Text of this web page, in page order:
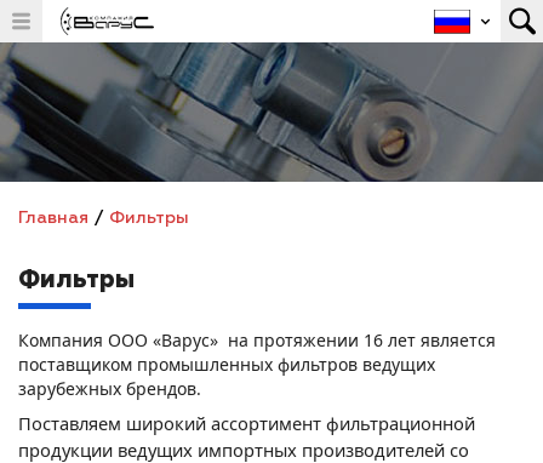
Главная / Фильтры
Фильтры
Компания ООО «Варус» на протяжении 16 лет является
поставщиком промышленных фильтров ведущих
зарубежных брендов.
Поставляем широкий ассортимент фильтрационной
продукции ведущих импортных производителей со